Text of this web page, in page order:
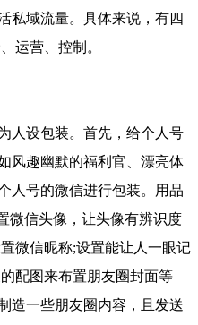
私域流量。具体来说，有四
运营、控制。
设包装。首先，给个人号
风趣幽默的福利官、漂亮体
人号的微信进行包装。用品
微信头像，让头像有辨识度
微信昵称;设置能让人一眼记
配图来布置朋友圈封面等
造一些朋友圈内容，且发送